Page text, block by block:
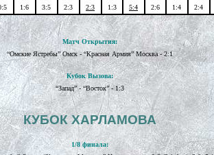
1:6
3:5
2:3
2:3
1:3
5:4
2:6
1:4
2:4
Матч Открытия:
“Омские Ястребы” Омск - “Красная Армия” Москва - 2:1
Кубок Вызова:
“Запад” - “Восток” - 1:3
КУБОК ХАРЛАМОВА
1/8 финала: